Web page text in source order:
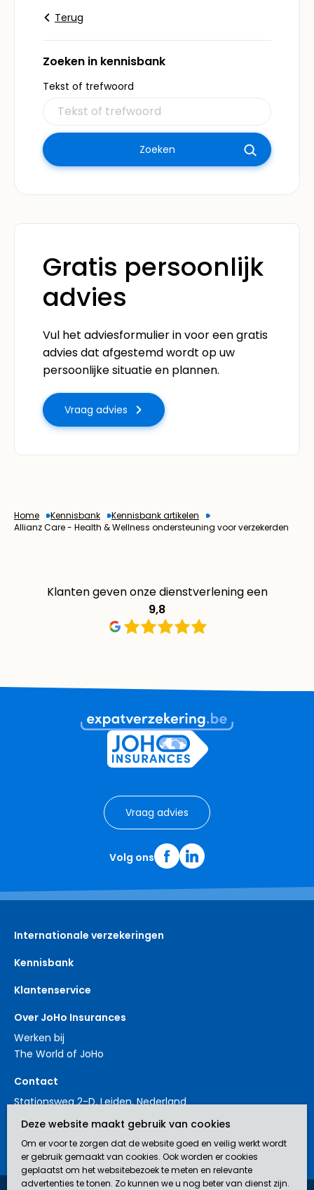
Terug
Zoeken in kennisbank
Tekst of trefwoord
Gratis persoonlijk
advies
Vul het adviesformulier in voor een gratis
advies dat afgestemd wordt op uw
persoonlijke situatie en plannen.
Vraag advies
Home Kennisbank
Kennisbank artikelen
Allianz Care - Health & Wellness ondersteuning voor verzekerden
Klanten geven onze dienstverlening een
9,8
Vraag advies
Volg ons
Internationale verzekeringen
Kennisbank
Klantenservice
Over JoHo Insurances
Werken bij
The World of JoHo
Contact
Stationsweg 2-D, Leiden, Nederland
+31 88 3214561
contact@johoinsurances.org
Deze website maakt gebruik van cookies
Om er voor te zorgen dat de website goed en veilig werkt wordt
er gebruik gemaakt van cookies. Ook worden er cookies
geplaatst om het websitebezoek te meten en relevante
advertenties te tonen. Zo kunnen we u nog beter van dienst zijn.